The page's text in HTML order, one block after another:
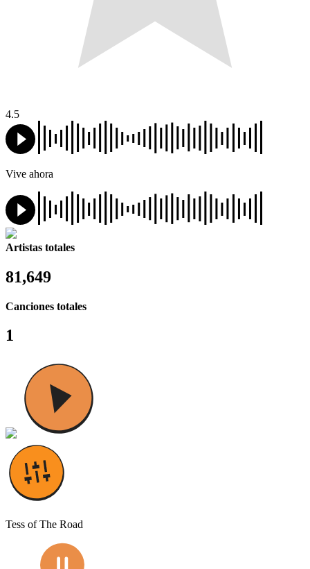
4.5
Vive ahora
Artistas totales
81,649
Canciones totales
1
Tess of The Road